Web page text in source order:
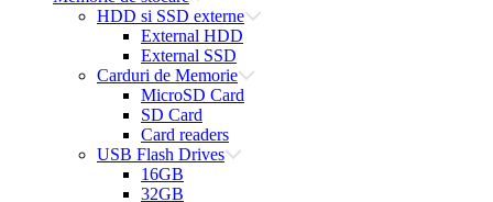
HDD si SSD externe
External HDD
External SSD
Carduri de Memorie
MicroSD Card
SD Card
Card readers
USB Flash Drives
16GB
32GB